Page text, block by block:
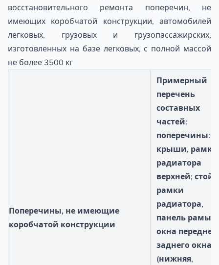
восстановительного ремонта поперечин, не
имеющих коробчатой конструкции, автомобилей
легковых, грузовых и грузопассажирских,
изготовленных на базе легковых, с полной массой
не более 3500 кг
Поперечины, не имеющие
коробчатой конструкции
Примерный
перечень
составных
частей:
поперечины:
крыши, рамки
радиатора
верхней;
рамки
радиатора,
панель рамы
окна
заднего окна
(нижняя,